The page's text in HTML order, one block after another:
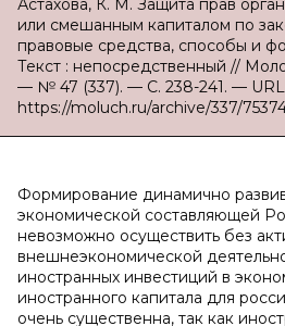
Астахова, К. М. Защита прав
или смешанным капиталом по
правовые средства, способы и
Текст : непосредственный //
— № 47 (337). — С. 238-241. —
https://moluch.ru/archive/337/
Формирование динамично
экономической составляющей
невозможно осуществить без
внешнеэкономической
иностранных инвестиций в
иностранного капитала для
очень существенна, так как